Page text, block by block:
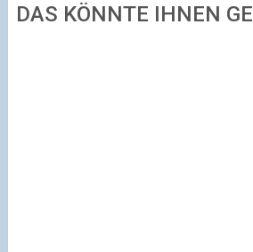
DAS KÖNNTE IHNEN